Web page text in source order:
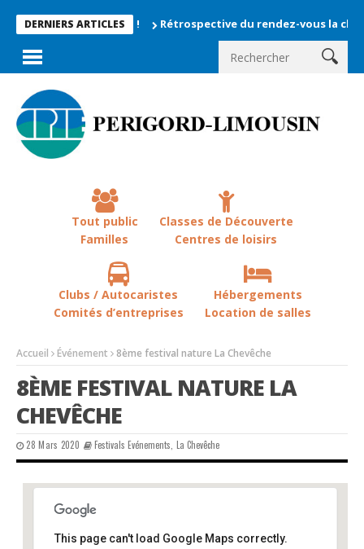
DERNIERS ARTICLESRétrospective du rendez-vous la chevêche
Tout public
Familles
Classes de Découverte
Centres de loisirs
Clubs / Autocaristes
Comités d’entreprises
Hébergements
Location de salles
Accueil Événement 8ème festival nature La Chevêche
8ÈME FESTIVAL NATURE LA
CHEVÊCHE
28 Mars 2020 Festivals Evénements, La Chevêche
This page can't load Google Maps correctly.